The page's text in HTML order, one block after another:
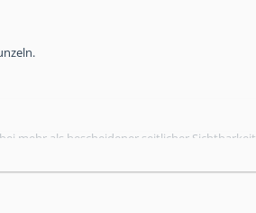
mehr als bescheidener seitlicher Sichtbarkeit.